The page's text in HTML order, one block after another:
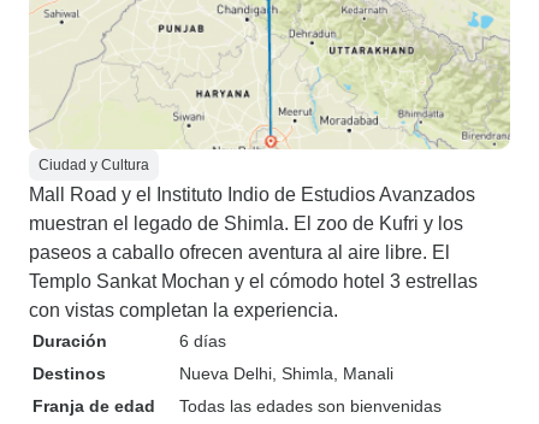
Ciudad y Cultura
Mall Road y el Instituto Indio de Estudios Avanzados
muestran el legado de Shimla. El zoo de Kufri y los
paseos a caballo ofrecen aventura al aire libre. El
Templo Sankat Mochan y el cómodo hotel 3 estrellas
con vistas completan la experiencia.
Duración
6 días
Destinos
Nueva Delhi , Shimla , Manali
Franja de edad
Todas las edades son bienvenidas